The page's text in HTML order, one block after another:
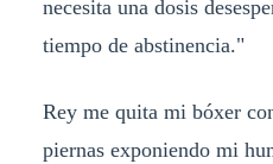
necesita una dosis
tiempo de abstinencia."
Rey me quita mi bóxer
piernas exponiendo mi